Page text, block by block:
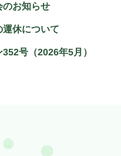
のお知らせ
休について
号（2026年5月）